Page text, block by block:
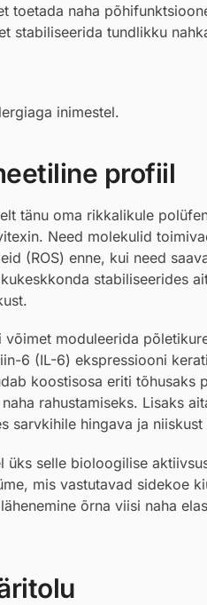
toetada naha
stabiliseerida tundlikku
inimestel.
profiil
tänu oma rikkalikule
Need molekulid
(ROS) enne, kui need
stabiliseerides
moduleerida
6 (IL-6) ekspressiooni
koostisosa eriti tõhusaks
rahustamiseks. Lisaks
sarvkihile hingava ja
üks selle bioloogilise
mis vastutavad sidekoe
õrna viisi naha